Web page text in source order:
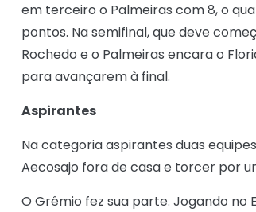
em terceiro o Palmeiras com 8, o
pontos. Na semifinal, que deve
Rochedo e o Palmeiras encara o
para avançarem à final.
Aspirantes
Na categoria aspirantes duas
Aecosajo fora de casa e torcer por
O Grêmio fez sua parte. Jogando no